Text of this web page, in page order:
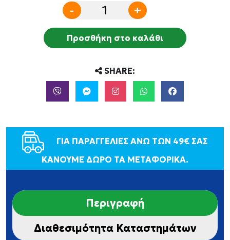
- +
Προσθήκη στο καλάθι
SHARE:
ΓΙΑ ΠΑΡΑΓΓΕΛΙΕΣ ΑΝΩ ΤΩΝ 49€ ΣΑΣ
ΚΑΝΟΥΜΕ ΔΩΡΟ ΤΑ ΜΕΤΑΦΟΡΙΚΑ.
Περιγραφή
Διαθεσιμότητα Καταστημάτων